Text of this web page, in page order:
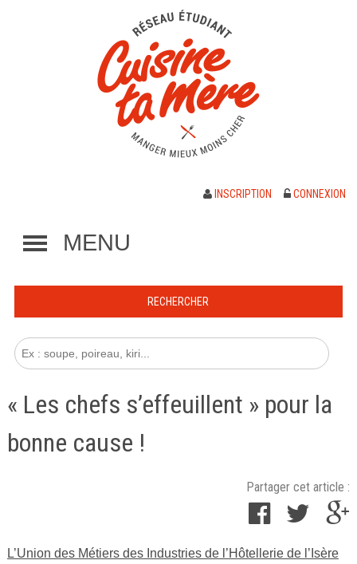
INSCRIPTION CONNEXION
MENU
« Les chefs s’effeuillent » pour la
bonne cause !
Partager cet article :
Publié
L’Union des Métiers des Industries de l’Hôtellerie de l’Isère